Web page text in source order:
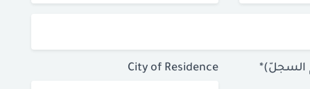
City of Residence